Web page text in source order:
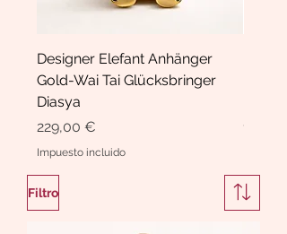
Designer Elefant Anhänger
Gold-Wai Tai Glücksbringer
Diasya
Precio
229,00 €
Impuesto incluido
Precio
189,00
Filtro